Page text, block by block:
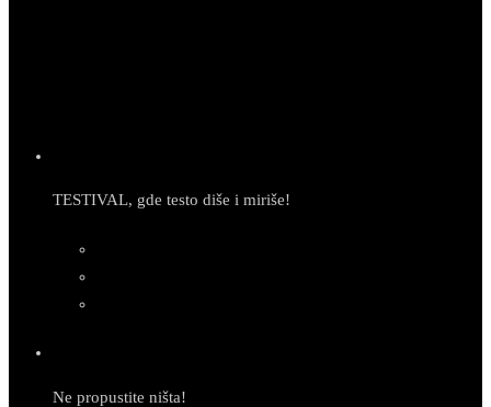
TESTIVAL, gde testo diše i miriše!
Ne propustite ništa!